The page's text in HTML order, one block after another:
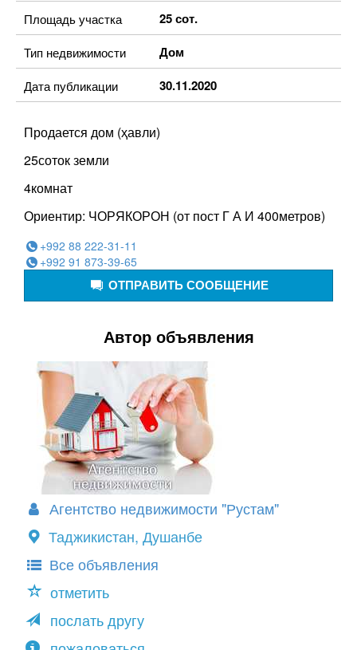
Площадь участка 25 сот.
Тип недвижимости Дом
Дата публикации 30.11.2020
Продается дом (ҳавли)
25соток земли
4комнат
Ориентир: ЧОРЯКОРОН (от пост Г А И 400метров)
+992 88 222-31-11
+992 91 873-39-65
ОТПРАВИТЬ СООБЩЕНИЕ
Автор объявления
Агентство недвижимости "Рустам"
Таджикистан, Душанбе
Все объявления
отметить
послать другу